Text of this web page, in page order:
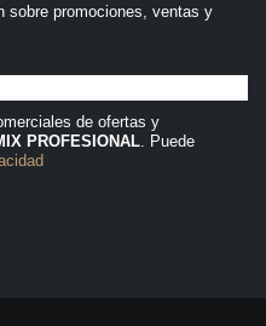
sobre promociones, ventas y
de ofertas y
PROFESIONAL . Puede